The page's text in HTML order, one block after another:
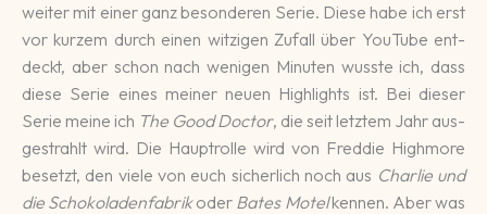
weiter mit einer ganz beson­de­ren Serie. Diese habe ich erst
vor kurzem durch einen witz­igen Zufall über You­Tube ent­
deckt, aber schon nach wenigen Minuten wusste ich, dass
diese Serie eines meiner neuen High­lights ist. Bei dieser
Serie meine ich The Good Doctor, die seit letz­tem Jahr aus­
ge­strahlt wird. Die Haupt­rolle wird von Freddie High­more
be­setzt, den viele von euch sicherlich noch aus Charlie und
die Schoko­laden­fabrikoder Bates Motelkennen. Aber was